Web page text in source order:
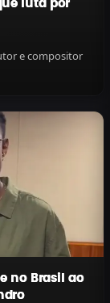
luta por
e compositor
no Brasil ao